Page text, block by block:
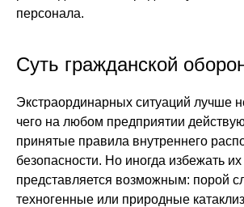
персонала.
Суть гражданской
Экстраординарных ситуаций лучше
чего на любом предприятии
принятые правила внутреннего
безопасности. Но иногда избежать
представляется возможным: порой
техногенные или природные